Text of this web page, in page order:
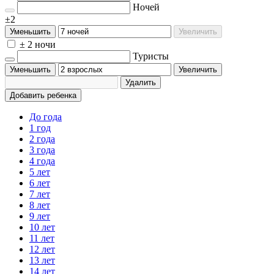
Ночей
±2
Уменьшить Увеличить
± 2 ночи
Туристы
Уменьшить
Увеличить
Удалить
Добавить ребенка
До года
1 год
2 года
3 года
4 года
5 лет
6 лет
7 лет
8 лет
9 лет
10 лет
11 лет
12 лет
13 лет
14 лет